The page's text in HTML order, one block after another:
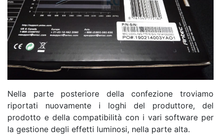
Nella parte posteriore della confezione troviamo
riportati nuovamente i loghi del produttore, del
prodotto e della compatibilità con i vari software per
la gestione degli effetti luminosi, nella parte alta.